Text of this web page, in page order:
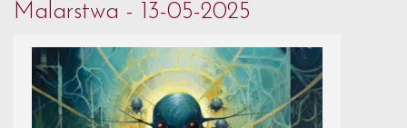
Malarstwa - 13-05-2025